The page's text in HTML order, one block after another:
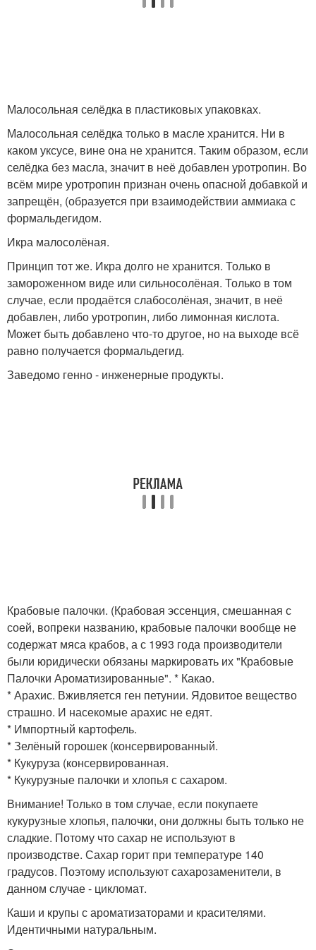
Малосольная селёдка в пластиковых упаковках.
Малосольная селёдка только в масле хранится. Ни в
каком уксусе, вине она не хранится. Таким образом, если
селёдка без масла, значит в неё добавлен уротропин. Во
всём мире уротропин признан очень опасной добавкой и
запрещён, (образуется при взаимодействии аммиака с
формальдегидом.
Икра малосолёная.
Принцип тот же. Икра долго не хранится. Только в
замороженном виде или сильносолёная. Только в том
случае, если продаётся слабосолёная, значит, в неё
добавлен, либо уротропин, либо лимонная кислота.
Может быть добавлено что-то другое, но на выходе всё
равно получается формальдегид.
Заведомо генно - инженерные продукты.
Крабовые палочки. (Крабовая эссенция, смешанная с
соей, вопреки названию, крабовые палочки вообще не
содержат мяса крабов, а с 1993 года производители
были юридически обязаны маркировать их "Крабовые
Палочки Ароматизированные". * Какао.
* Арахис. Вживляется ген петунии. Ядовитое вещество
страшно. И насекомые арахис не едят.
* Импортный картофель.
* Зелёный горошек (консервированный.
* Кукуруза (консервированная.
* Кукурузные палочки и хлопья с сахаром.
Внимание! Только в том случае, если покупаете
кукурузные хлопья, палочки, они должны быть только не
сладкие. Потому что сахар не используют в
производстве. Сахар горит при температуре 140
градусов. Поэтому используют сахарозаменители, в
данном случае - цикломат.
Каши и крупы с ароматизаторами и красителями.
Идентичными натуральным.